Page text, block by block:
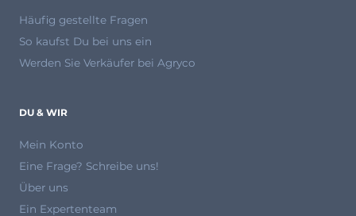
Häufig gestellte Fragen
So kaufst Du bei uns ein
Werden Sie Verkäufer bei Agryco
DU & WIR
Mein Konto
Eine Frage? Schreibe uns!
Über uns
Ein Expertenteam